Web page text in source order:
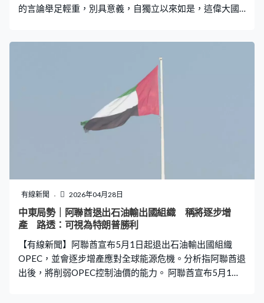
的言論舉足輕重，別具意義，自獨立以來如是，這偉大國
兩國的血緣和身份聯繫是無價和永恒，無法代替及牢不可
破，呼籲繼續與歐洲、英聯邦國家及世界各地的盟友捍衛
共同價值觀。 他又提及早前發生的白宮記者協會晚宴槍擊
案，指暴力行為永遠不會得逞，無論有甚麼分歧都要團結
捍衛民主，保護人民免受傷害。
有線新聞 2026年04月28日
中東局勢｜阿聯酋退出石油輸出國組織 稱將逐步增
產 路透：可視為特朗普勝利
【有線新聞】阿聯酋宣布5月1日起退出石油輸出國組織
OPEC，並會逐步增產應對全球能源危機。分析指阿聯酋退
出後，將削弱OPEC控制油價的能力。 阿聯酋宣布5月1日